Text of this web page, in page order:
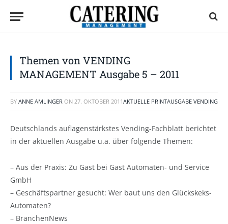
Themen von VENDING
MANAGEMENT Ausgabe 5 – 2011
BY ANNE AMLINGER ON 27. OKTOBER 2011AKTUELLE PRINTAUSGABE VENDING
Deutschlands auflagenstärkstes Vending-Fachblatt berichtet
in der aktuellen Ausgabe u.a. über folgende Themen:
– Aus der Praxis: Zu Gast bei Gast Automaten- und Service
GmbH
– Geschäftspartner gesucht: Wer baut uns den Glückskeks-
Automaten?
– BranchenNews